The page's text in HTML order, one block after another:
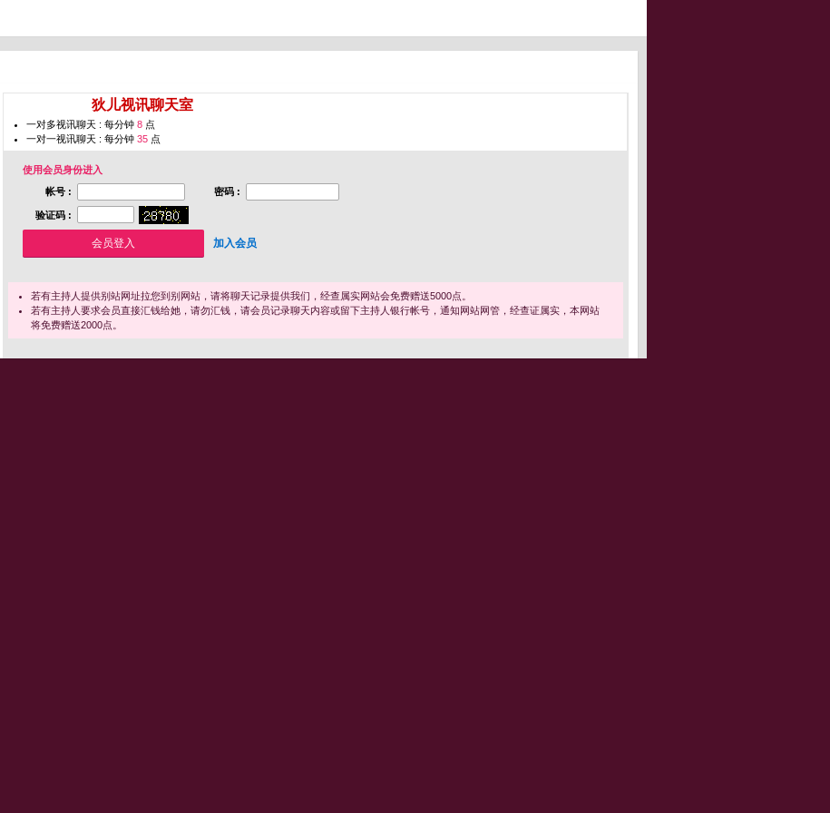
狄儿视讯聊天室
一对多视讯聊天 : 每分钟 8 点
一对一视讯聊天 : 每分钟 35 点
使用会员身份进入
帐号 :
密码 :
验证码 :
加入会员
若有主持人提供别站网址拉您到别网站，请将聊天记录提供我们，经查属实网站会免费赠送5000点。
若有主持人要求会员直接汇钱给她，请勿汇钱，请会员记录聊天内容或留下主持人银行帐号，通知网站网管，经查证属实，本网站
将免费赠送2000点。